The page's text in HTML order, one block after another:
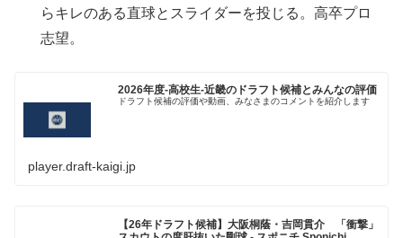
らキレのある直球とスライダーを投じる。高卒プロ
志望。
2026年度-高校生-近畿のドラフト候補とみんなの評価
ドラフト候補の評価や動画、みなさまのコメントを紹介します
player.draft-kaigi.jp
【26年ドラフト候補】大阪桐蔭・吉岡貫介 「衝撃」